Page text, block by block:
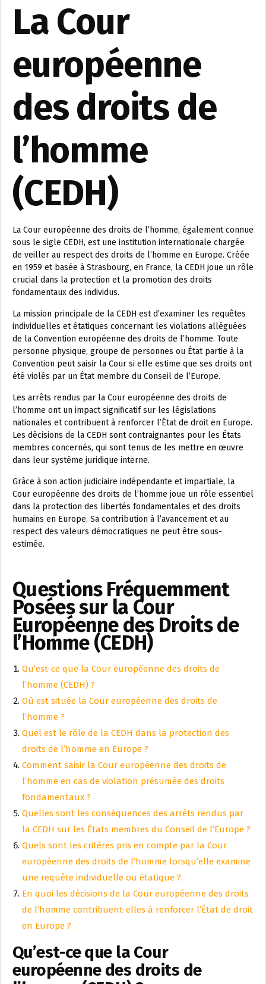
La Cour
européenne
des droits de
l’homme
(CEDH)
La Cour européenne des droits de l’homme, également connue
sous le sigle CEDH, est une institution internationale chargée
de veiller au respect des droits de l’homme en Europe. Créée
en 1959 et basée à Strasbourg, en France, la CEDH joue un rôle
crucial dans la protection et la promotion des droits
fondamentaux des individus.
La mission principale de la CEDH est d’examiner les requêtes
individuelles et étatiques concernant les violations alléguées
de la Convention européenne des droits de l’homme. Toute
personne physique, groupe de personnes ou État partie à la
Convention peut saisir la Cour si elle estime que ses droits ont
été violés par un État membre du Conseil de l’Europe.
Les arrêts rendus par la Cour européenne des droits de
l’homme ont un impact significatif sur les législations
nationales et contribuent à renforcer l’État de droit en Europe.
Les décisions de la CEDH sont contraignantes pour les États
membres concernés, qui sont tenus de les mettre en œuvre
dans leur système juridique interne.
Grâce à son action judiciaire indépendante et impartiale, la
Cour européenne des droits de l’homme joue un rôle essentiel
dans la protection des libertés fondamentales et des droits
humains en Europe. Sa contribution à l’avancement et au
respect des valeurs démocratiques ne peut être sous-
estimée.
Questions Fréquemment
Posées sur la Cour
Européenne des Droits de
l’Homme (CEDH)
Qu’est-ce que la Cour européenne des droits de
l’homme (CEDH) ?
Où est située la Cour européenne des droits de
l’homme ?
Quel est le rôle de la CEDH dans la protection des
droits de l’homme en Europe ?
Comment saisir la Cour européenne des droits de
l’homme en cas de violation présumée des droits
fondamentaux ?
Quelles sont les conséquences des arrêts rendus par
la CEDH sur les États membres du Conseil de l’Europe ?
Quels sont les critères pris en compte par la Cour
européenne des droits de l’homme lorsqu’elle examine
une requête individuelle ou étatique ?
En quoi les décisions de la Cour européenne des droits
de l’homme contribuent-elles à renforcer l’État de droit
en Europe ?
Qu’est-ce que la Cour
européenne des droits de